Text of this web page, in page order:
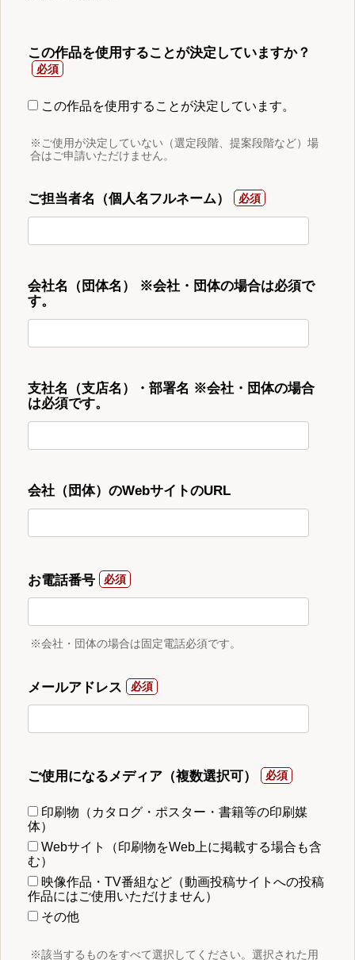
この作品を使用することが決定していますか？
この作品を使用することが決定しています。
※ご使用が決定していない（選定段階、提案段階など）場
合はご申請いただけません。
ご担当者名（個人名フルネーム）
会社名（団体名） ※会社・団体の場合は必須で
す。
支社名（支店名）・部署名 ※会社・団体の場合
は必須です。
会社（団体）のWebサイトのURL
お電話番号
※会社・団体の場合は固定電話必須です。
メールアドレス
ご使用になるメディア（複数選択可）
印刷物（カタログ・ポスター・書籍等の印刷媒
体）
Webサイト（印刷物をWeb上に掲載する場合も含
む）
映像作品・TV番組など（動画投稿サイトへの投稿
作品にはご使用いただけません）
その他
※該当するものをすべて選択してください。選択された用